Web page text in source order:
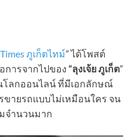
ภูเก็ตไทม์” ได้โพสต์
การจากไปของ “ลุงเจ้ย ภูเก็ต”
โลกออนไลน์ ที่มีเอกลักษณ์
ขายรถแบบไม่เหมือนใคร จน
จำนวนมาก